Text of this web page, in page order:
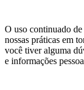
O uso continuado de
nossas práticas em
você tiver alguma
e informações